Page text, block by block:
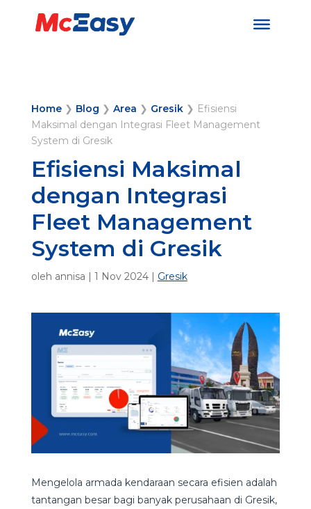
Home❯ Blog ❯ Area ❯ Gresik❯ Efisiensi
Maksimal dengan Integrasi Fleet Management
System di Gresik
Efisiensi Maksimal
dengan Integrasi
Fleet Management
System di Gresik
oleh annisa | 1 Nov 2024| Gresik
Mengelola armada kendaraan secara efisien adalah
tantangan besar bagi banyak perusahaan di Gresik,